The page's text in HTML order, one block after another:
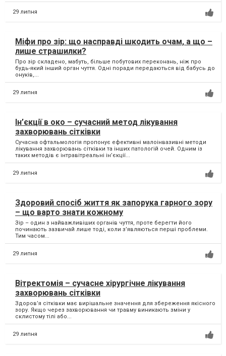
29 липня
Міфи про зір: що насправді шкодить очам, а що –
лише страшилки?
Про зір складено, мабуть, більше побутових переконань, ніж про
будь-який інший орган чуття. Одні поради передаються від бабусь до
онуків,...
29 липня
Ін’єкції в око – сучасний метод лікування
захворювань сітківки
Сучасна офтальмологія пропонує ефективні малоінвазивні методи
лікування захворювань сітківки та інших патологій очей. Одним із
таких методів є інтравітреальні ін’єкції...
29 липня
Здоровий спосіб життя як запорука гарного зору
– що варто знати кожному
Зір – один з найважливіших органів чуття, проте берегти його
починають зазвичай лише тоді, коли з’являються перші проблеми.
Тим часом...
29 липня
Вітректомія – сучасне хірургічне лікування
захворювань сітківки
Здоров’я сітківки має вирішальне значення для збереження якісного
зору. Якщо через захворювання чи травму виникають зміни у
склистому тілі або...
29 липня